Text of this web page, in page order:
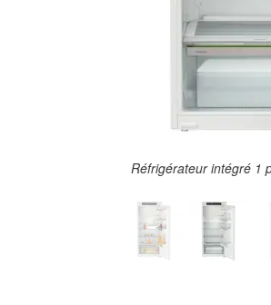
Réfrigérateur intégré 1